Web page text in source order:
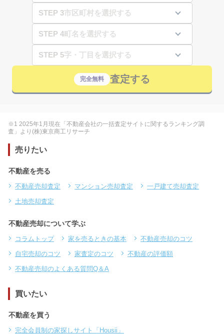
STEP 3
STEP 4
STEP 5
完全無料 査定する
※1 2025年1月現在「不動産会社の一括査定サイトに関するランキング調
査」より(株)東京商工リサーチ
売りたい
不動産を売る
不動産売却査定 マンション売却査定
一戸建て売却査定
土地売却査定
不動産売却について学ぶ
コラムトップ 家を売るときの基本
不動産売却のコツ
自宅売却のコツ
家査定のコツ
不動産の評価額
不動産売却のよくある質問Q＆A
買いたい
不動産を買う
完全会員制の家探しサイト「Housii」